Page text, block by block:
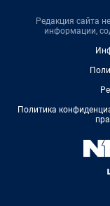
Редакция сайта
информации,
Политика